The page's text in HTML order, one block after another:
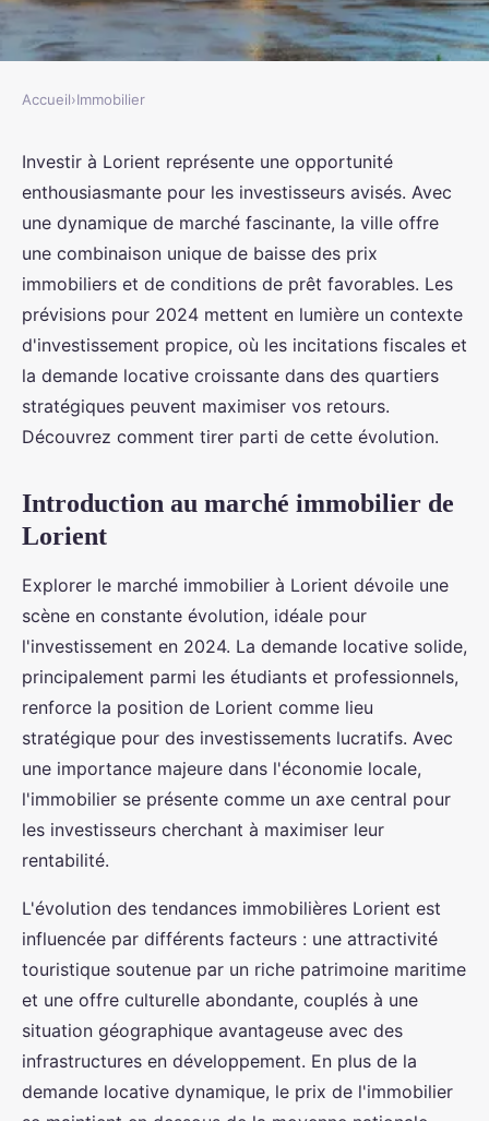
Investir à Lorient : découvrez un
marché immobilier dynamique
rodolphe•6 janvier 2025•7 min de lecture
Accueil›Immobilier
Investir à Lorient représente une opportunité
enthousiasmante pour les investisseurs avisés. Avec
une dynamique de marché fascinante, la ville offre
une combinaison unique de baisse des prix
immobiliers et de conditions de prêt favorables. Les
prévisions pour 2024 mettent en lumière un contexte
d'investissement propice, où les incitations fiscales et
la demande locative croissante dans des quartiers
stratégiques peuvent maximiser vos retours.
Découvrez comment tirer parti de cette évolution.
Introduction au marché immobilier de
Lorient
Explorer le marché immobilier à Lorient dévoile une
scène en constante évolution, idéale pour
l'investissement en 2024. La demande locative solide,
principalement parmi les étudiants et professionnels,
renforce la position de Lorient comme lieu
stratégique pour des investissements lucratifs. Avec
une importance majeure dans l'économie locale,
l'immobilier se présente comme un axe central pour
les investisseurs cherchant à maximiser leur
rentabilité.
L'évolution des tendances immobilières Lorient est
influencée par différents facteurs : une attractivité
touristique soutenue par un riche patrimoine maritime
et une offre culturelle abondante, couplés à une
situation géographique avantageuse avec des
infrastructures en développement. En plus de la
demande locative dynamique, le prix de l'immobilier